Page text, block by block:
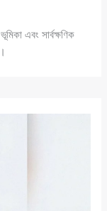
এবং সার্বক্ষণিক